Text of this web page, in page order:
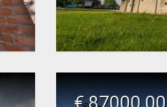
€ 87000,00